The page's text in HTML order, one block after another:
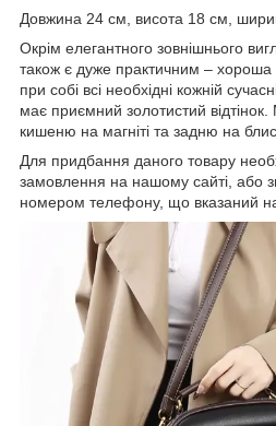
Довжина 24 см, висота 18 см,
Окрім елегантного зовнішнього
також є дуже практичним – хороша
при собі всі необхідні кожній
має приємний золотистий
кишеню на магніті та задню на
Для придбання даного товару
замовлення на нашому сайті, або
номером телефону, що вказаний на